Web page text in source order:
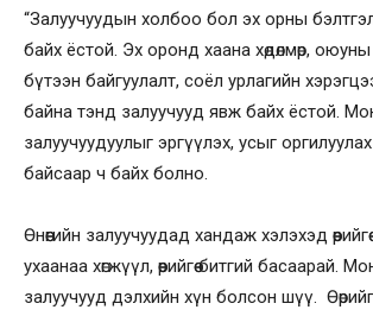
“Залуучуудын холбоо бол эх орны
байх ёстой. Эх оронд хаана хөдөлмөр,
бүтээн байгуулалт, соёл урлагийн
байна тэнд залуучууд явж байх ёстой.
залуучуудуулыг эргүүлэх, усыг
байсаар ч байх болно.
Өнөөгийн залуучуудад хандаж хэлэхэд
ухаанаа хөгжүүл, өөрийгөө битгий басаарай.
залуучууд дэлхийн хүн болсон шүү. Өөрийгөө